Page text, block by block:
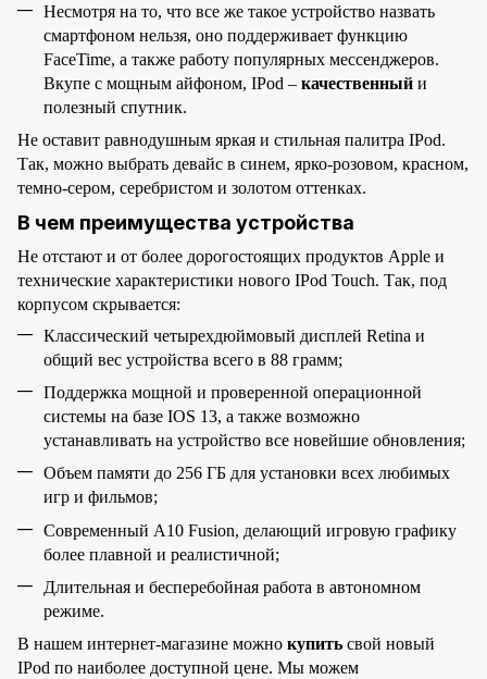
Несмотря на то, что все же такое устройство назвать
смартфоном нельзя, оно поддерживает функцию
FaceTime, а также работу популярных мессенджеров.
Вкупе с мощным айфоном, IPod – качественный и
полезный спутник.
Не оставит равнодушным яркая и стильная палитра IPod.
Так, можно выбрать девайс в синем, ярко-розовом, красном,
темно-сером, серебристом и золотом оттенках.
В чем преимущества устройства
Не отстают и от более дорогостоящих продуктов Apple и
технические характеристики нового IPod Touch. Так, под
корпусом скрывается:
Классический четырехдюймовый дисплей Retina и
общий вес устройства всего в 88 грамм;
Поддержка мощной и проверенной операционной
системы на базе IOS 13, а также возможно
устанавливать на устройство все новейшие обновления;
Объем памяти до 256 ГБ для установки всех любимых
игр и фильмов;
Современный A10 Fusion, делающий игровую графику
более плавной и реалистичной;
Длительная и бесперебойная работа в автономном
режиме.
В нашем интернет-магазине можно купить свой новый
IPod по наиболее доступной цене. Мы можем